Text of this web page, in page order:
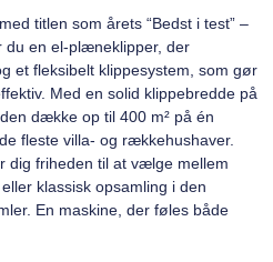
titlen som årets “Bedst i test” –
en el-plæneklipper, der
et fleksibelt klippesystem, som gør
Med en solid klippebredde på
dække op til 400 m² på én
fleste villa- og rækkehushaver.
dig friheden til at vælge mellem
klassisk opsamling i den
En maskine, der føles både